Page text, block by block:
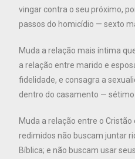
vingar contra o seu próximo,
passos do homicídio — sexto
Muda a relação mais íntima
a relação entre marido e
fidelidade, e consagra a
dentro do casamento —
Muda a relação entre o Cristão
redimidos não buscam juntar
Bíblica; e não buscam usar